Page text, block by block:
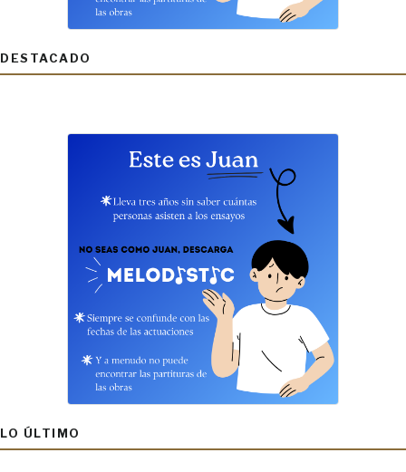
DESTACADO
LO ÚLTIMO